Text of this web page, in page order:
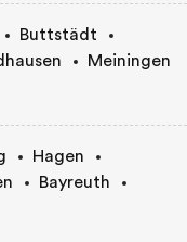
Buttstädt
Meiningen
Hagen
Bayreuth